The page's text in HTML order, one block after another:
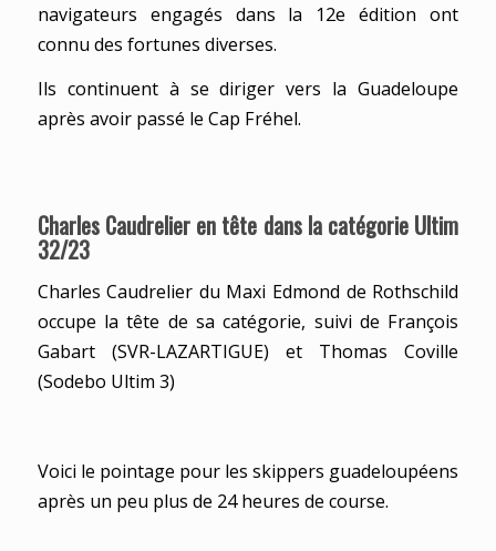
navigateurs engagés dans la 12e édition ont
connu des fortunes diverses.
Ils continuent à se diriger vers la Guadeloupe
après avoir passé le Cap Fréhel.
Charles Caudrelier en tête dans la catégorie Ultim
32/23
Charles Caudrelier du Maxi Edmond de Rothschild
occupe la tête de sa catégorie, suivi de François
Gabart (SVR-LAZARTIGUE) et Thomas Coville
(Sodebo Ultim 3)
Voici le pointage pour les skippers guadeloupéens
après un peu plus de 24 heures de course.